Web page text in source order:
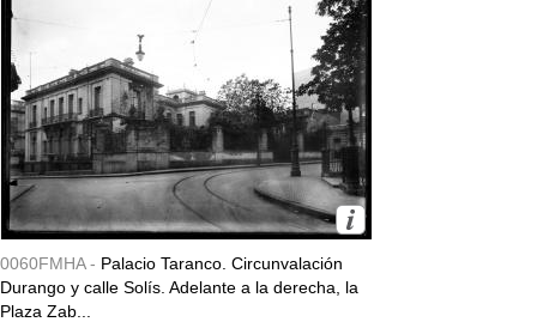
0060FMHA - Palacio Taranco. Circunvalación
Durango y calle Solís. Adelante a la derecha, la
Plaza Zab...